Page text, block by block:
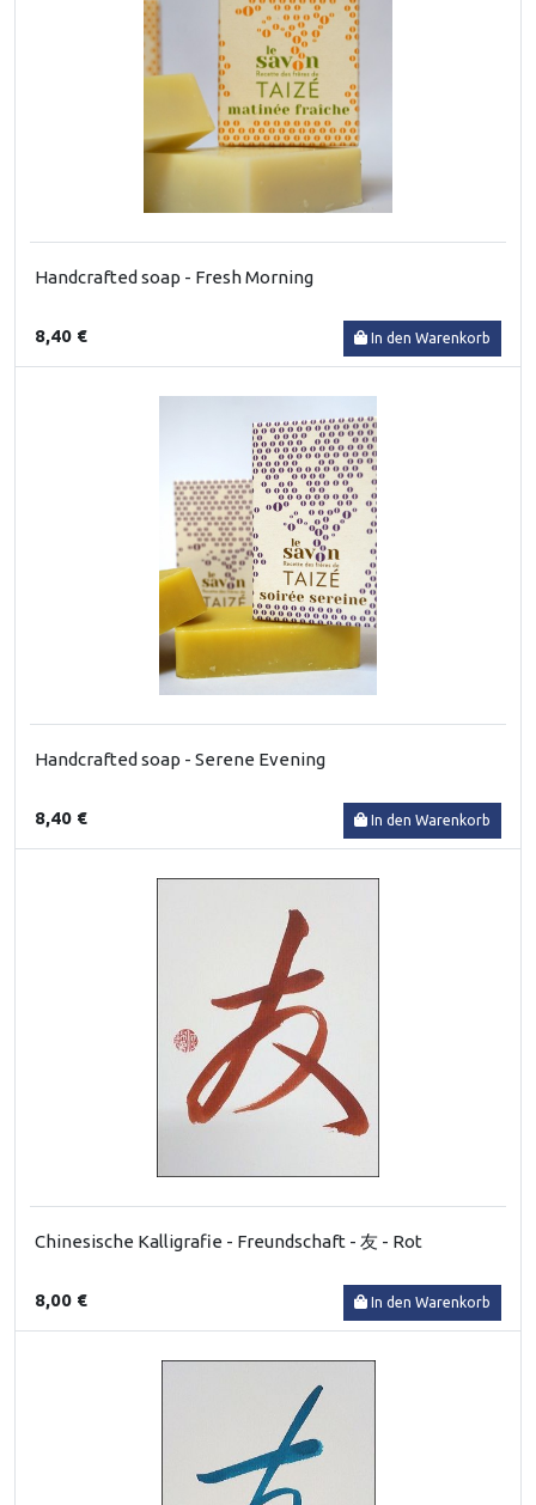
Handcrafted soap - Fresh Morning
8,40 € In den Warenkorb
Handcrafted soap - Serene Evening
8,40 € In den Warenkorb
Chinesische Kalligrafie - Freundschaft - 友 - Rot
8,00 € In den Warenkorb